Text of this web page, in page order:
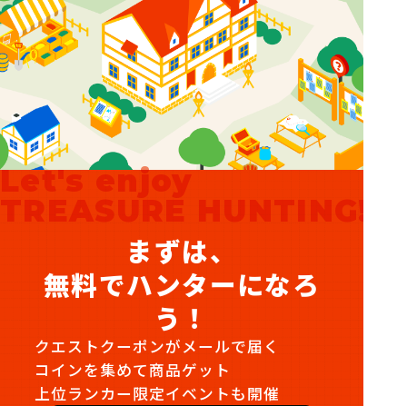
Let's enjoy
TREASURE HUNTING!
まずは、
無料でハンターになろ
う！
クエストクーポンがメールで届く
コインを集めて商品ゲット
上位ランカー限定イベントも開催